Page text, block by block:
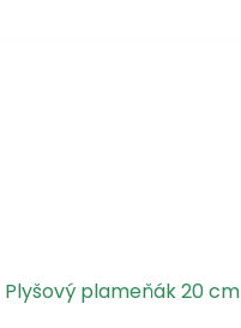
Plyšový plameňák 20 cm